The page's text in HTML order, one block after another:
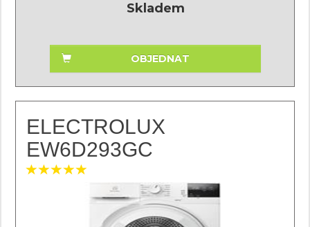
Skladem
OBJEDNAT
ELECTROLUX
EW6D293GC